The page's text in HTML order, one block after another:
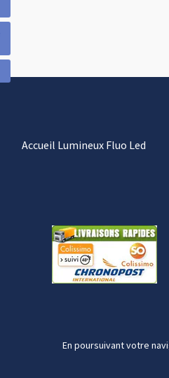
Accueil Lumineux Fluo Led
En poursuivant votre